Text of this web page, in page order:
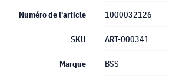
Numéro de l'article 1000032126
SKU ART-000341
Marque BSS